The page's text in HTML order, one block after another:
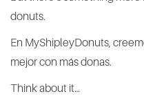
donuts.
En MyShipleyDonuts,
mejor con más donas.
Think about it…